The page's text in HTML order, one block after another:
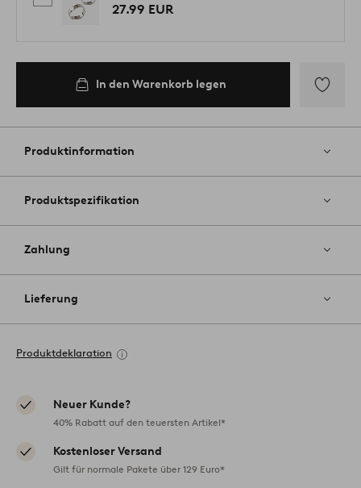
27.99 EUR
In den Warenkorb legen
Favoriten
Produktinformation
Produktspezifikation
Zahlung
Lieferung
Produktdeklaration
Neuer Kunde?
40% Rabatt auf den teuersten Artikel*
Kostenloser Versand
Gilt für normale Pakete über 129 Euro*